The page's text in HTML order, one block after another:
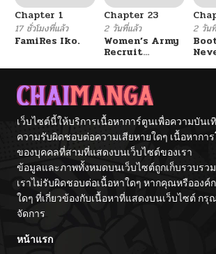
Chapter 1
17 ชั่วโมงที่แล้ว
FamiRes Iko.
Chapter 23
2 วันที่แล้ว
Women’s Army
Recruit
2 วัน
เว็บไซต์นี้ให้บริการเนื้อหาการ์ตูนเพื่อความบันเ
ความรับผิดชอบต่อความเสียหายใดๆ เนื้อหาก
ของบุคคลที่สามที่แสดงบนเว็บไซต์ของเรา
ข้อมูลและภาพทั้งหมดบนเว็บไซต์ถูกเก็บรวบรว
เราไม่รับผิดชอบต่อเนื้อหาใดๆ หากคุณหรืออง
ใดๆ ที่เกี่ยวข้องกับเนื้อหาที่แสดงบนเว็บไซต์ กรุ
จัดการ
หน้าแรก